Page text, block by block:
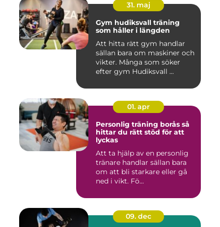
31. maj
Gym hudiksvall träning
som håller i längden
Att hitta rätt gym handlar
sällan bara om maskiner och
vikter. Många som söker
efter gym Hudiksvall ...
01. apr
Personlig träning borås så
hittar du rätt stöd för att
lyckas
Att ta hjälp av en personlig
tränare handlar sällan bara
om att bli starkare eller gå
ned i vikt. Fö...
09. dec